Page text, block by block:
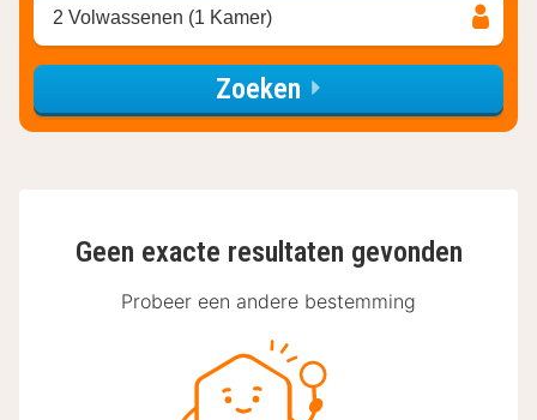
2 Volwassenen (1 Kamer)
Zoeken
Geen exacte resultaten gevonden
Probeer een andere bestemming